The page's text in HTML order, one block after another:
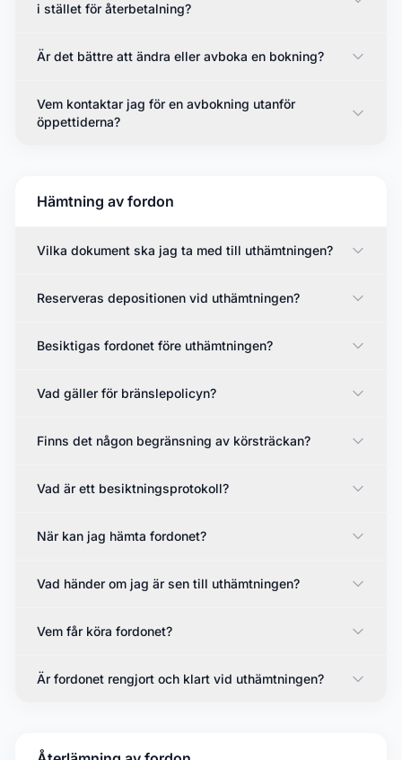
i stället för återbetalning?
Är det bättre att ändra eller avboka en bokning?
Vem kontaktar jag för en avbokning utanför
öppettiderna?
Hämtning av fordon
Vilka dokument ska jag ta med till uthämtningen?
Reserveras depositionen vid uthämtningen?
Besiktigas fordonet före uthämtningen?
Vad gäller för bränslepolicyn?
Finns det någon begränsning av körsträckan?
Vad är ett besiktningsprotokoll?
När kan jag hämta fordonet?
Vad händer om jag är sen till uthämtningen?
Vem får köra fordonet?
Är fordonet rengjort och klart vid uthämtningen?